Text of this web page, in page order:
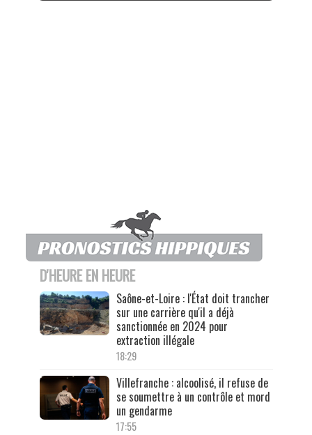
D'HEURE EN HEURE
Saône-et-Loire : l'État doit trancher
sur une carrière qu'il a déjà
sanctionnée en 2024 pour
extraction illégale
18:29
Villefranche : alcoolisé, il refuse de
se soumettre à un contrôle et mord
un gendarme
17:55